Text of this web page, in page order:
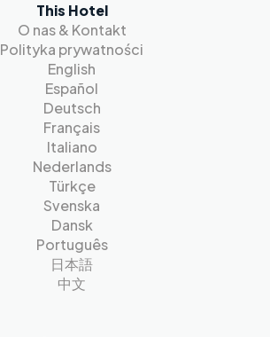
This Hotel
O nas & Kontakt
Polityka prywatności
English
Español
Deutsch
Français
Italiano
Nederlands
Türkçe
Svenska
Dansk
Português
日本語
中文